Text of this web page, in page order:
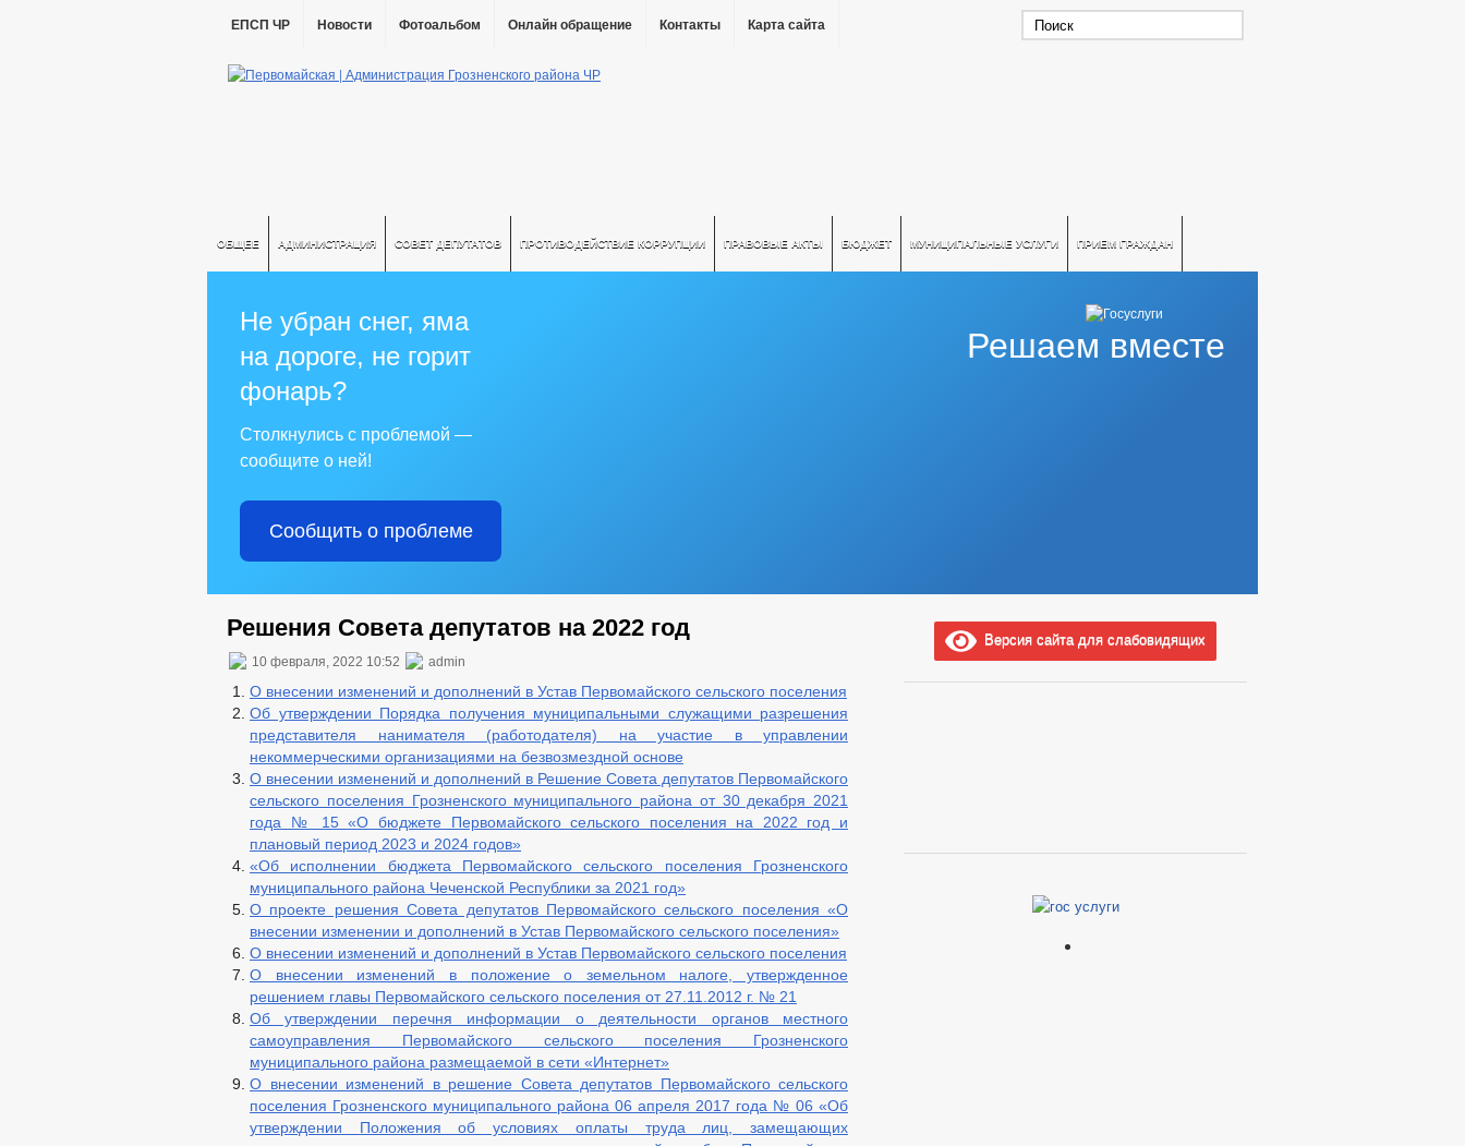
ЕПСП ЧР Новости Фотоальбом Онлайн обращение Контакты Карта сайта
ОБЩЕЕ АДМИНИСТРАЦИЯ СОВЕТ ДЕПУТАТОВ ПРОТИВОДЕЙСТВИЕ КОРРУПЦИИ ПРАВОВЫЕ АКТЫ БЮДЖЕТ МУНИЦИПАЛЬНЫЕ УСЛУГИ ПРИЕМ ГРАЖДАН
Решаем вместе
Не убран снег, яма
на дороге, не горит
фонарь?
Столкнулись с проблемой —
сообщите о ней!
Сообщить о проблеме
Решения Совета депутатов на 2022 год
10 февраля, 2022 10:52 admin
О внесении изменений и дополнений в Устав Первомайского сельского поселения
Об утверждении Порядка получения муниципальными служащими разрешения
представителя нанимателя (работодателя) на участие в управлении
некоммерческими организациями на безвозмездной основе
О внесении изменений и дополнений в Решение Совета депутатов Первомайского
сельского поселения Грозненского муниципального района от 30 декабря 2021
года № 15 «О бюджете Первомайского сельского поселения на 2022 год и
плановый период 2023 и 2024 годов»
«Об исполнении бюджета Первомайского сельского поселения Грозненского
муниципального района Чеченской Республики за 2021 год»
О проекте решения Совета депутатов Первомайского сельского поселения «О
внесении изменении и дополнений в Устав Первомайского сельского поселения»
О внесении изменений и дополнений в Устав Первомайского сельского поселения
О внесении изменений в положение о земельном налоге, утвержденное
решением главы Первомайского сельского поселения от 27.11.2012 г. № 21
Об утверждении перечня информации о деятельности органов местного
самоуправления Первомайского сельского поселения Грозненского
муниципального района размещаемой в сети «Интернет»
О внесении изменений в решение Совета депутатов Первомайского сельского
поселения Грозненского муниципального района 06 апреля 2017 года № 06 «Об
утверждении Положения об условиях оплаты труда лиц, замещающих
Версия сайта для слабовидящих